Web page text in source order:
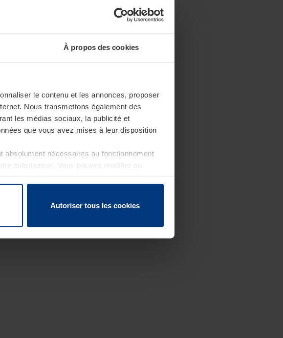
À propos des cookies
le contenu et les annonces, proposer
Nous transmettons également des
les médias sociaux, la publicité et
que vous avez mises à leur disposition
absolument nécessaires au fonctionnement
autorisation. Vous pouvez modifier ou
Autoriser tous les cookies